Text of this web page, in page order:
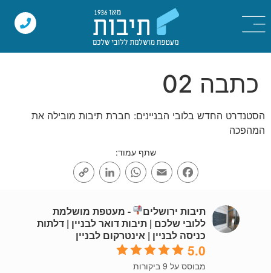
כתבה 02
הסטנדרט החדש בלובי הבניינים: חברת תיבות מובילה את
המהפכה
שתף עמוד:
Facebook
Email
WhatsApp
LinkedIn
תיבות ירושלים
- מעטפת מושלמת
ללובי שלכם | תיבות דואר לבניין | דלתות
כניסה לבניין | אינטרקום לבניין
5.0
מבוסס על 9 ביקורות